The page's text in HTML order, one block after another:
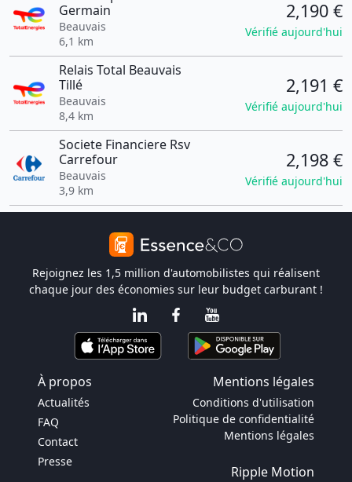
Germain
Beauvais
6,1 km
2,190 €
Vérifié aujourd'hui
Relais Total Beauvais
Tillé
Beauvais
8,4 km
2,191 €
Vérifié aujourd'hui
Societe Financiere Rsv
Carrefour
Beauvais
3,9 km
2,198 €
Vérifié aujourd'hui
Rejoignez les 1,5 million d'automobilistes qui réalisent
chaque jour des économies sur leur budget carburant !
À propos Mentions légales
Actualités
FAQ
Contact
Presse
Conditions d'utilisation
Politique de confidentialité
Mentions légales
Ripple Motion